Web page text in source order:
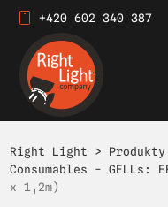
+420 602 340 387
Right Light > Produkty
Consumables - GELLs:
x 1,2m)